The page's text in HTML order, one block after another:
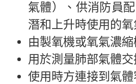
氣體）、供消防員
潛和上升時使用的
由製氧機或氧氣濃
用於測量肺部氣體
使用時方連接到氣